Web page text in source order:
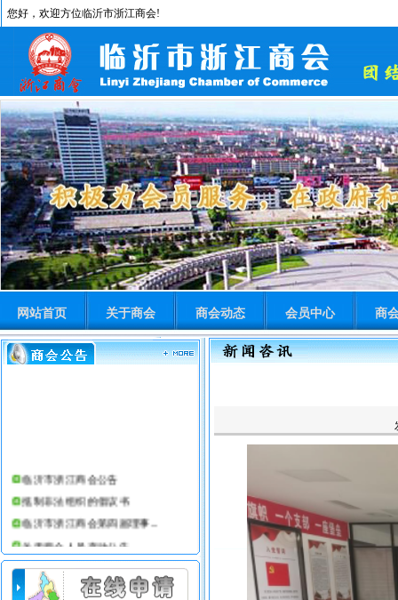
您好，欢迎方位临沂市浙江商会!
网站首页 关于商会 商会动态 会员中心 商
临沂市浙江商会公告
抵制非法组织的倡议书
临沂市浙江商会第四届理事...
关于商会人员变动公告
临沂市浙江商会第三届理事...
临沂市浙江商会简介